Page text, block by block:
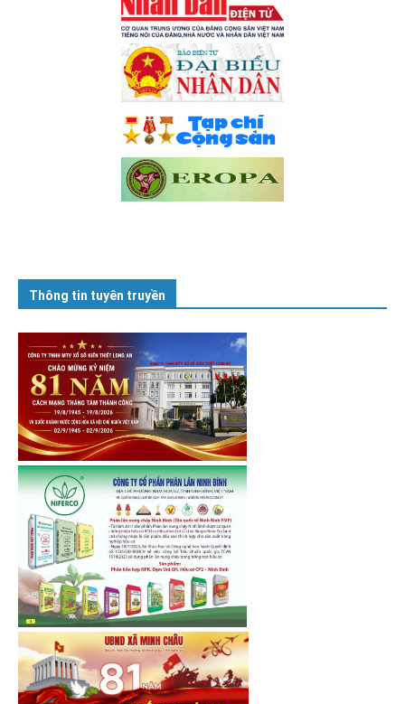
Thông tin tuyên truyền